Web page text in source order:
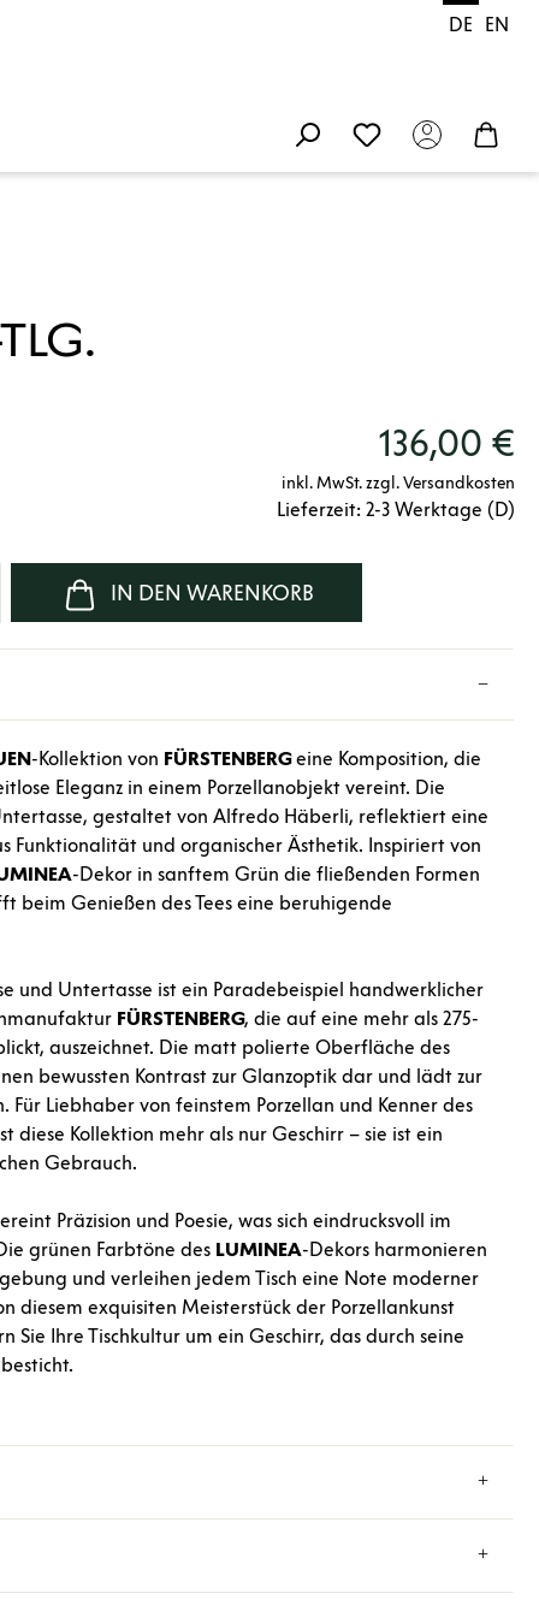
DE EN
136,00 €
inkl. MwSt. zzgl. Versandkosten
Lieferzeit: 2-3 Werktage (D)
den gewünschten Wert ein oder
IN DEN WARENKORB
-Kollektion von FÜRSTENBERGeine Komposition, die
Eleganz in einem Porzellanobjekt vereint. Die
gestaltet von Alfredo Häberli, reflektiert eine
Funktionalität und organischer Ästhetik. Inspiriert von
-Dekor in sanftem Grün die fließenden Formen
beim Genießen des Tees eine beruhigende
und Untertasse ist ein Paradebeispiel handwerklicher
FÜRSTENBERG, die auf eine mehr als 275-
auszeichnet. Die matt polierte Oberfläche des
bewussten Kontrast zur Glanzoptik dar und lädt zur
Für Liebhaber von feinstem Porzellan und Kenner des
diese Kollektion mehr als nur Geschirr – sie ist ein
Gebrauch.
Präzision und Poesie, was sich eindrucksvoll im
grünen Farbtöne des LUMINEA-Dekors harmonieren
und verleihen jedem Tisch eine Note moderner
diesem exquisiten Meisterstück der Porzellankunst
Sie Ihre Tischkultur um ein Geschirr, das durch seine